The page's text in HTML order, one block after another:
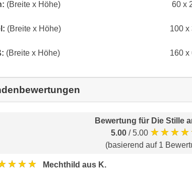
(Breite x Höhe) 60 x
(Breite x Höhe) 100 x
(Breite x Höhe) 160 x
Bewertung für Die Stille
5.00 / 5.00
(basierend auf 1
Mechthild aus K.